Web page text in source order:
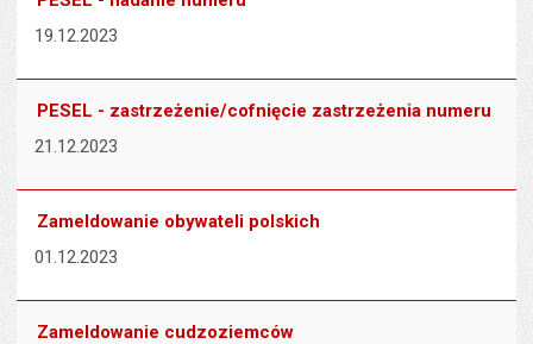
19.12.2023
PESEL - zastrzeżenie/cofnięcie zastrzeżenia numeru
21.12.2023
Zameldowanie obywateli polskich
01.12.2023
Zameldowanie cudzoziemców